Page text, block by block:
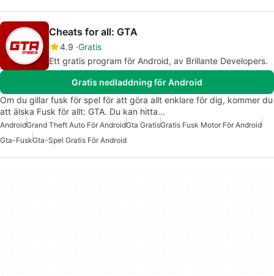
Cheats for all: GTA
4.9 Gratis
Ett gratis program för Android, av Brillante Developers.
Gratis nedladdning för Android
Om du gillar fusk för spel för att göra allt enklare för dig, kommer du
att älska Fusk för allt: GTA. Du kan hitta…
AndroidGrand Theft Auto För AndroidGta GratisGratis Fusk Motor För Android
Gta-FuskGta-Spel Gratis För Android